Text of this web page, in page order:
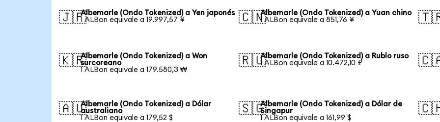
🇯🇵Albemarle (Ondo Tokenized) a Yen japonés
1 ALBon equivale a 19.997,57 ¥
🇨🇳Albemarle (Ondo Tokenized) a Yuan chino
1 ALBon equivale a 851,76 ¥
🇰🇷Albemarle (Ondo Tokenized) a Won
surcoreano
1 ALBon equivale a 179.580,3 ₩
🇷🇺Albemarle (Ondo Tokenized) a Rublo ruso
1 ALBon equivale a 10.472,10 ₽
🇦🇺Albemarle (Ondo Tokenized) a Dólar
australiano
1 ALBon equivale a 179,52 $
🇸🇬Albemarle (Ondo Tokenized) a Dólar de
Singapur
1 ALBon equivale a 161,99 $